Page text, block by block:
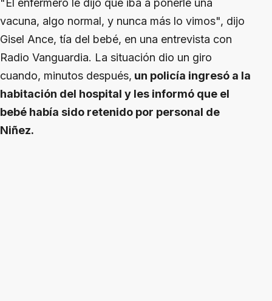
"El enfermero le dijo que iba a ponerle una
vacuna, algo normal, y nunca más lo vimos", dijo
Gisel Ance, tía del bebé, en una entrevista con
Radio Vanguardia. La situación dio un giro
cuando, minutos después, un policía ingresó a la
habitación del hospital y les informó que el
bebé había sido retenido por personal de
Niñez.